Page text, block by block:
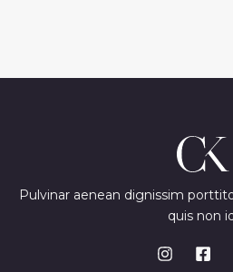
Pulvinar aenean dignissim
quis non